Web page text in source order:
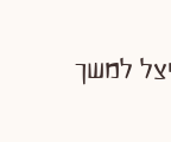
את השניצל למשך